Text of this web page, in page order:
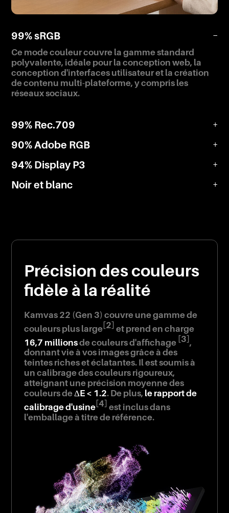
99% sRGB −
Ce mode couleur couvre la gamme standard
polyvalente, idéale pour la conception web, la
conception d'interfaces utilisateur et la création
de contenu multi-plateforme, y compris les
réseaux sociaux.
99% Rec.709 +
90% Adobe RGB +
94% Display P3 +
Noir et blanc +
Précision des couleurs
fidèle à la réalité
Kamvas 22 (Gen 3) couvre une gamme de
couleurs plus large[2] et prend en charge
16,7 millionsde couleurs d'affichage [3],
donnant vie à vos images grâce à des
teintes riches et éclatantes. Il est soumis à
un calibrage des couleurs rigoureux,
atteignant une précision moyenne des
couleurs deΔE < 1.2. De plus, le rapport de
calibrage d'usine[4] est inclus dans
l'emballage à titre de référence.